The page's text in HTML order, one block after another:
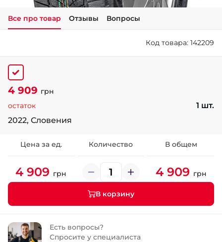
+38 (050)-911-911-2
+38 (099)-643-33-77
Все про товар Отзывы Вопросы
Код товара: 142209
4 909 грн
остаток
1 шт.
2022, Словения
Цена за ед. Количество В общем
4 909 грн 4 909 грн
В корзину
Есть вопросы?
Спросите у специалиста